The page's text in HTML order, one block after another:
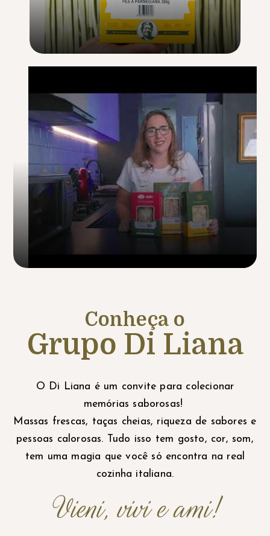
Conheça o
Grupo Di Liana
O Di Liana é um convite para colecionar
memórias saborosas!
Massas frescas, taças cheias, riqueza de sabores e
pessoas calorosas. Tudo isso tem gosto, cor, som,
tem uma magia que você só encontra na real
cozinha italiana.
Vieni, vivi e ami!